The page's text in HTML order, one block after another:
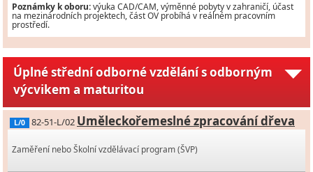
Poznámky k oboru:výuka CAD/CAM, výměnné pobyty v zahraničí, účast
na mezinárodních projektech, část OV probíhá v reálném pracovním
prostředí.
Úplné střední odborné vzdělání s odborným
výcvikem a maturitou
L/0 82-51-L/02 Uměleckořemeslné zpracování dřeva
Zaměření nebo Školní vzdělávací program (ŠVP)